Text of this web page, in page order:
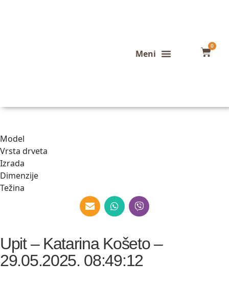
0
Model
Vrsta drveta
Izrada
Dimenzije
Težina
Upit – Katarina Košeto –
29.05.2025. 08:49:12